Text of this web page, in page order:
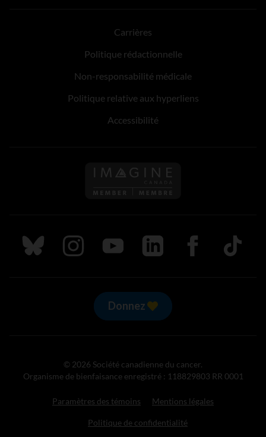
Carrières
Politique rédactionnelle
Non-responsabilité médicale
Politique relative aux hyperliens
Accessibilité
Suivez nous sur Bluesky
Suivez nous sur Instagram
Suivez nous sur Youtube
Suivez nous sur LinkedIn
Suivez nous sur
TikTok
Donnez
© 2026 Société canadienne du cancer.
Organisme de bienfaisance enregistré : 118829803 RR 0001
Paramètres des témoins Mentions légales
Politique de confidentialité